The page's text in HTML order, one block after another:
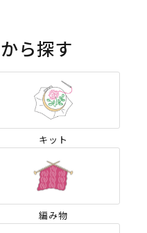
ら探す
キット
編み物